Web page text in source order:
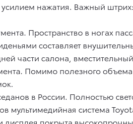
нажатия. Важный
Пространство в ногах
составляет
части салона,
Помимо полезного объема
в России. Полностью
мультимедийная система